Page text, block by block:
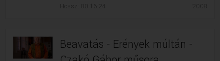
Hossz: 00:16:24
Beavatás - Erények múltán -